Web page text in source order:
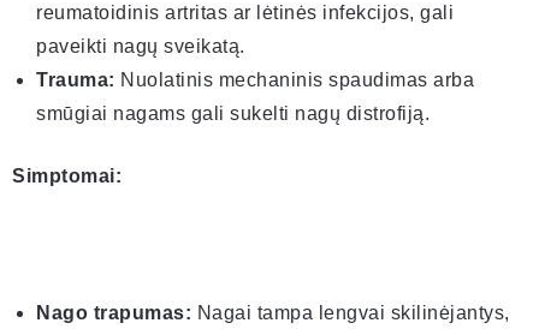
reumatoidinis artritas ar lėtinės infekcijos, gali
paveikti nagų sveikatą.
Trauma: Nuolatinis mechaninis spaudimas arba
smūgiai nagams gali sukelti nagų distrofiją.
Simptomai:
Nago trapumas: Nagai tampa lengvai skilinėjantys,